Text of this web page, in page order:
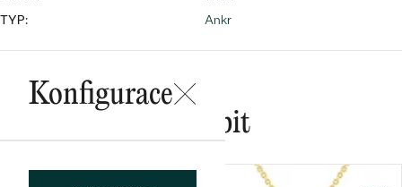
Bestsellery
OBJEVIT
TYP:
Ankr
Konfigurace
Mohlo by se vám líbit